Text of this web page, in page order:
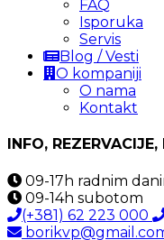
FAQ
Isporuka
Servis
Blog / Vesti
O kompaniji
O nama
Kontakt
INFO,
09-17h radnim
09-14h subotom
(+381) 62 223 000